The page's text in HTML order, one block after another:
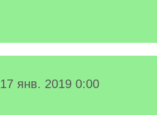
17 янв. 2019 0:00